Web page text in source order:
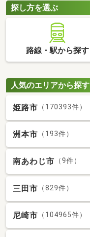
探し方を選ぶ
路線・駅から探す
人気のエリアから探す
姫路市 （170393件）
洲本市 （193件）
南あわじ市 （9件）
三田市 （829件）
尼崎市 （104965件）